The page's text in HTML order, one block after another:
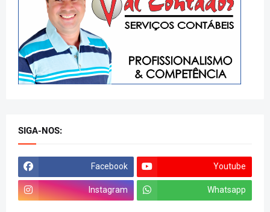
SIGA-NOS:
Facebook Youtube
Instagram Whatsapp